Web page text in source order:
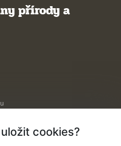
přírody a
cookies?